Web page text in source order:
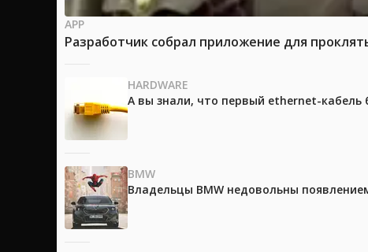
APP
Разработчик собрал приложение для
HARDWARE
А вы знали, что первый ethernet-
BMW
Владельцы BMW недовольны